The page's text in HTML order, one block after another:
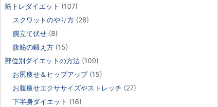
筋トレダイエット (107)
スクワットのやり方 (28)
腕立て伏せ (8)
腹筋の鍛え方 (15)
部位別ダイエットの方法 (109)
お尻痩せ＆ヒップアップ(15)
お腹痩せエクササイズやストレッチ (27)
下半身ダイエット (16)